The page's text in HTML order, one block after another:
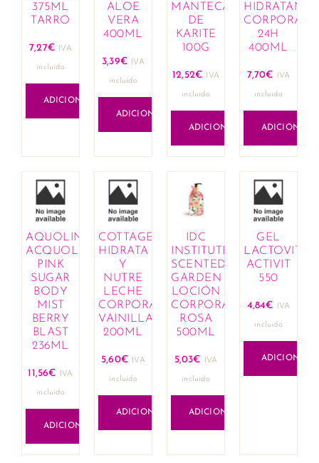
375ML
TARRO
7,27€ IVA
incluido
ADICIONAR
ALOE
VERA
400ML
3,39€ IVA
incluido
ADICIONAR
MANTECA
DE
KARITE
100G
12,52€ IVA
incluido
ADICIONAR
HIDRATANTE
CORPORAL
24H
400ML
7,70€ IVA
incluido
ADICIONAR
AQUOLINA
ACQUOLINA
PINK
SUGAR
BODY
MIST
BERRY
BLAST
236ML
11,56€ IVA
incluido
ADICIONAR
COTTAGE
HIDRATA
Y
NUTRE
LECHE
CORPORAL
VAINILLA
200ML
5,60€ IVA
incluido
ADICIONAR
IDC
INSTITUTE
SCENTED
GARDEN
LOCIÓN
CORPORAL
ROSA
500ML
5,03€ IVA
incluido
ADICIONAR
GEL
LACTOVIT
ACTIVIT
550
4,84€ IVA
incluido
ADICIONAR